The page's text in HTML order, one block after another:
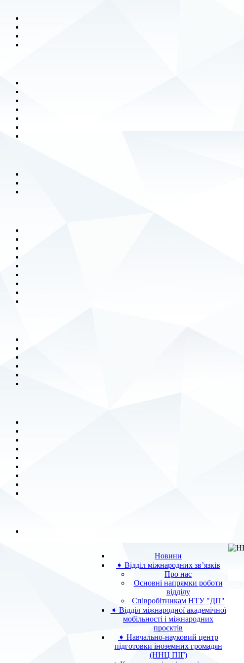
Новини
➧ Відділ міжнародних зв’язків
Про нас
Основні напрямки роботи
відділу
Співробітникам НТУ "ДП"
➧ Відділ міжнародної академічної
мобільності і міжнародних
проєктів
➧ Навчально-науковий центр
підготовки іноземних громадян
(ННЦ ПІГ)